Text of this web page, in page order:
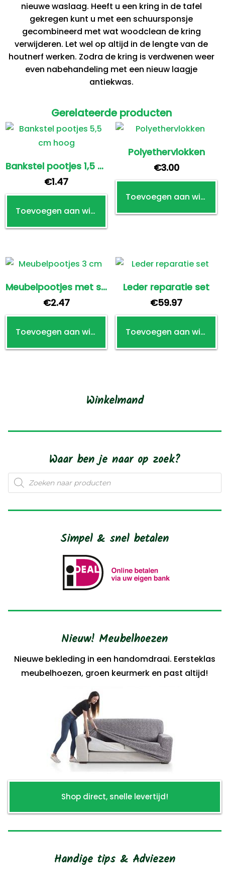
nieuwe waslaag. Heeft u een kring in de tafel
gekregen kunt u met een schuursponsje
gecombineerd met wat woodclean de kring
verwijderen. Let wel op altijd in de lengte van de
houtnerf werken. Zodra de kring is verdwenen weer
even nabehandeling met een nieuw laagje
antiekwas.
Gerelateerde producten
Bankstel pootjes 1,5 cm hoog
€1.47
Toevoegen aan winkelwagen
Polyethervlokken
€3.00
Toevoegen aan winkelwagen
Meubelpootjes met stift 3 cm hoog
€2.47
Toevoegen aan winkelwagen
Leder reparatie set
€59.97
Toevoegen aan winkelwagen
Winkelmand
Waar ben je naar op zoek?
Producten
zoeken
Simpel & snel betalen
Nieuw! Meubelhoezen
Nieuwe bekleding in een handomdraai. Eersteklas
meubelhoezen, groen keurmerk en past altijd!
Shop direct, snelle levertijd!
Handige tips & Adviezen